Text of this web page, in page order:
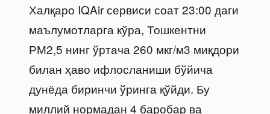
Халқаро IQAir сервиси соат 23:00 даги
маълумотларга кўра, Тошкентни
РМ2,5 нинг ўртача 260 мкг/м3 миқдори
билан ҳаво ифлосланиши бўйича
дунёда биринчи ўринга қўйди. Бу
миллий нормадан 4 баробар ва